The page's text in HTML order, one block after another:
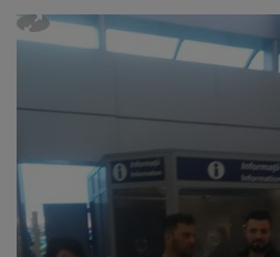
lui se
suspecți